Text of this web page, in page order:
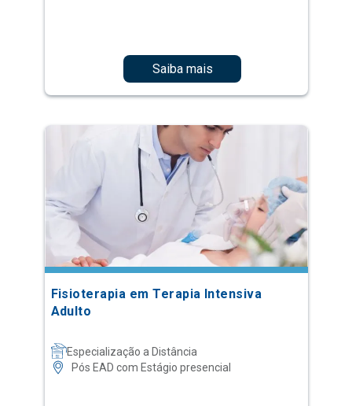
Saiba mais
Fisioterapia em Terapia Intensiva
Adulto
Especialização a Distância
Pós EAD com Estágio presencial